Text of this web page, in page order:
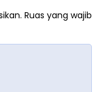
Ruas yang wajib